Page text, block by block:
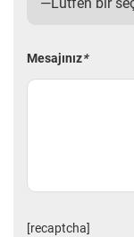
Mesajınız*
[recaptcha]